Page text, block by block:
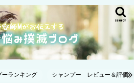
search
ーランキング シャンプー レビュー＆評価